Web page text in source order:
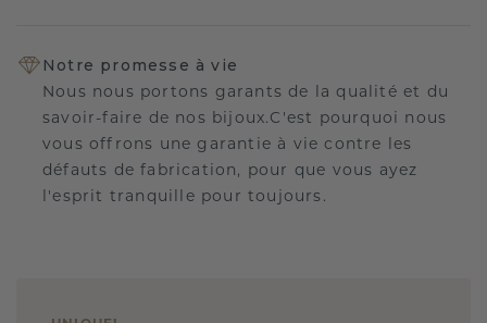
Notre promesse à vie
Nous nous portons garants de la qualité et du
savoir-faire de nos bijoux.C'est pourquoi nous
vous offrons une garantie à vie contre les
défauts de fabrication, pour que vous ayez
l'esprit tranquille pour toujours.